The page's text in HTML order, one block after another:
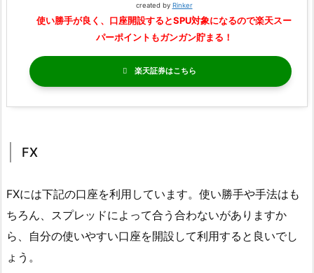
created by Rinker
使い勝手が良く、口座開設するとSPU対象になるので楽天スー
パーポイントもガンガン貯まる！
楽天証券
FX
FXには下記の口座を利用しています。使い勝手や手法はも
ちろん、スプレッドによって合う合わないがありますか
ら、自分の使いやすい口座を開設して利用すると良いでし
ょう。